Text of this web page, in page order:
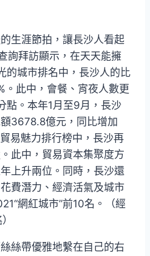
生涯節拍，讓長沙人看起
詢拜訪顯示，在天天能擁
的城市排名中，長沙人的比
。此中，會餐、宵夜人數更
點。本年1月至9月，長沙
3678.8億元，同比增加
易魅力排行榜中，長沙再
此中，貿易資本集聚度方
上升兩位。同時，長沙還
費潛力、經濟活氣及城市
網紅城市”前10名。（經
絲帶優雅地繫在自己的右